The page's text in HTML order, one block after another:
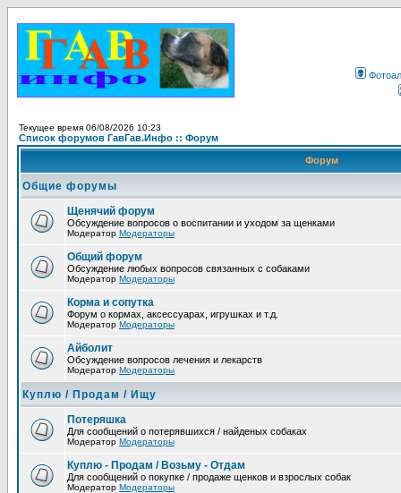
Текущее время 06/08/2026 10:23
Список форумов ГавГав.Инфо :: Форум
Форум
Общие форумы
Щенячий форум
Обсуждение вопросов о воспитании и уходом за щенками
Модератор Модераторы
Общий форум
Обсуждение любых вопросов связанных с собаками
Модератор Модераторы
Корма и сопутка
Форум о кормах, аксессуарах, игрушках и т.д.
Модератор Модераторы
Айболит
Обсуждение вопросов лечения и лекарств
Модератор Модераторы
Куплю / Продам / Ищу
Потеряшка
Для сообщений о потерявшихся / найденых собаках
Модератор Модераторы
Куплю - Продам / Возьму - Отдам
Для сообщений о покупке / продаже щенков и взрослых собак
Модератор Модераторы